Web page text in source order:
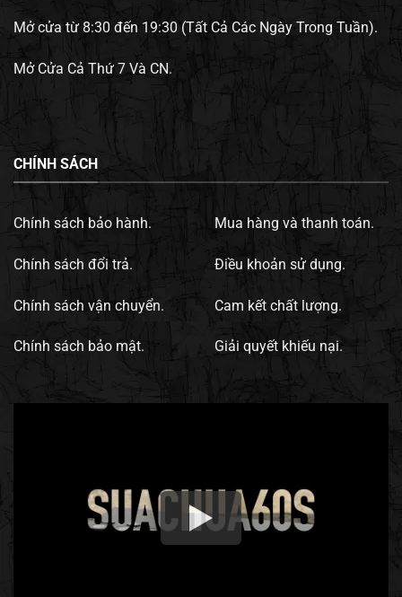
Mở cửa từ 8:30 đến 19:30 (Tất Cả Các Ngày Trong Tuần).
Mở Cửa Cả Thứ 7 Và CN.
CHÍNH SÁCH
Chính sách bảo hành.
Chính sách đổi trả.
Chính sách vận chuyển.
Chính sách bảo mật.
Mua hàng và thanh toán.
Điều khoản sử dụng.
Cam kết chất lượng.
Giải quyết khiếu nại.